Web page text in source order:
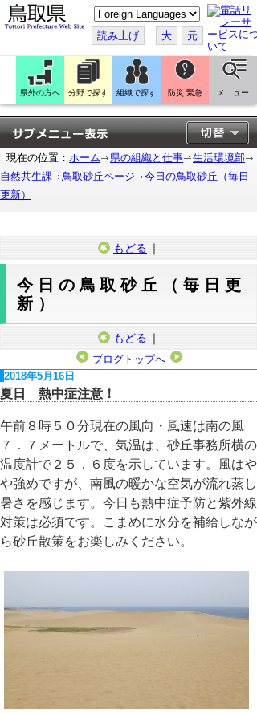
こ
の
ペ
ー
ジ
翻
訳
す
る
読み上げ 大 元
県外の方へ 分野で探す 組織で探す 防災 緊急 メニュー
現在の位置： ホーム 県の組織と仕事
生活環境部
自然共生課
鳥取砂丘ページ
今日の鳥取砂丘（毎日
更新）
もどる ｜
今日の鳥取砂丘（毎日更
新）
もどる ｜
ブログトップへ
2018年5月16日
夏日 熱中症注意！
午前８時５０分現在の風向・風速は南の風
７．７メートルで、気温は、砂丘事務所横の
温度計で２５．６度を示しています。風はや
や強めですが、南風の暖かな空気が流れ蒸し
暑さを感じます。今日も熱中症予防と紫外線
対策は必須です。こまめに水分を補給しなが
ら砂丘散策をお楽しみください。